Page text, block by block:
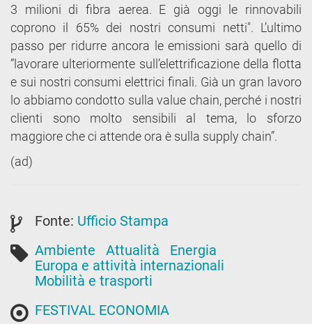
3 milioni di fibra aerea. E già oggi le rinnovabili
coprono il 65% dei nostri consumi netti". L’ultimo
passo per ridurre ancora le emissioni sarà quello di
”lavorare ulteriormente sull’elettrificazione della flotta
e sui nostri consumi elettrici finali. Già un gran lavoro
lo abbiamo condotto sulla value chain, perché i nostri
clienti sono molto sensibili al tema, lo sforzo
maggiore che ci attende ora è sulla supply chain”.
(ad)
Fonte: Ufficio Stampa
Ambiente
Attualità
Energia
Europa e attività internazionali
Mobilità e trasporti
FESTIVAL ECONOMIA